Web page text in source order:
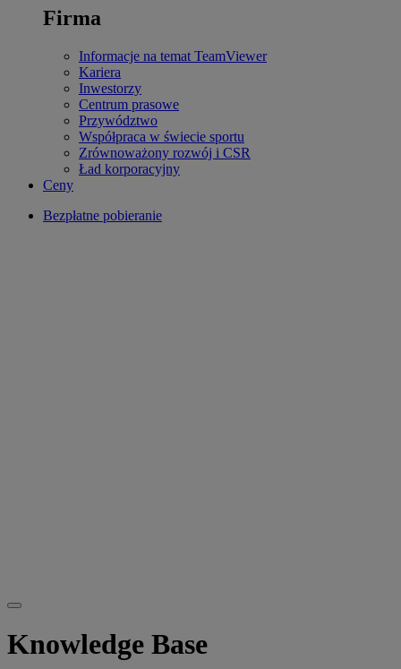
Firma
Informacje na temat TeamViewer
Kariera
Inwestorzy
Centrum prasowe
Przywództwo
Współpraca w świecie sportu
Zrównoważony rozwój i CSR
Ład korporacyjny
Ceny
Bezpłatne pobieranie
Knowledge Base